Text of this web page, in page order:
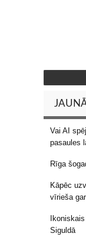
Vai AI
pasaules
Rīga
Kāpēc
vīrieša
Siguldā